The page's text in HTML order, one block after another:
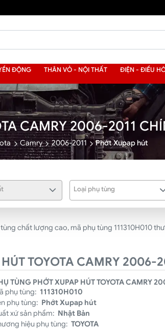
ĐỘNG THÂN VỎ - NỘI THẤT ĐIỆN - ĐIỀU
CAMRY 2006-2011
Camry 2006-2011 Phớt Xupap hút
Loại phụ tùng
chất lượng cao, mã phụ tùng 111310H010
TOYOTA CAMRY 2006-
TÙNG PHỚT XUPAP HÚT TOYOTA CAMRY
phụ tùng: 111310H010
phụ tùng: Phớt Xupap hút
xứ sản phẩm: Nhật Bản
hiệu phụ tùng: TOYOTA